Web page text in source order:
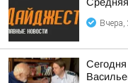
Вчера,
Сегодня